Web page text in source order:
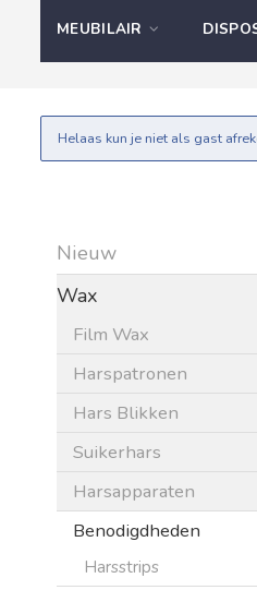
MEUBILAIR
Helaas kun je niet als gast
Nieuw
Wax
Film Wax
Harspatronen
Hars Blikken
Suikerhars
Harsapparaten
Benodigdheden
Harsstrips